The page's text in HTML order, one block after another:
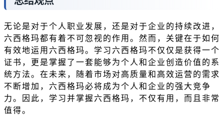
无论是对于个人职业发展，还是对于企业的持续改进，
六西格玛都有着不可忽视的作用。然而，关键在于如何
有效地运用六西格玛。学习六西格玛不仅仅是获得一个
证书，更是掌握了一套能够为个人和企业创造价值的系
统方法。在未来，随着市场对高质量和高效运营的需求
不断增加，六西格玛必将成为个人和企业的强大竞争
力。因此，学习并掌握六西格玛，不仅有用，而且非常
值得。